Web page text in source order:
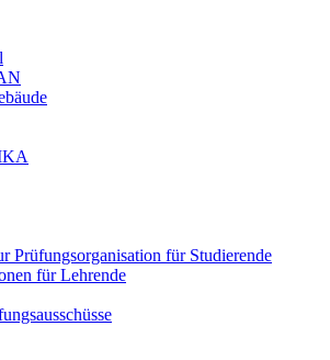
Prüfungsorganisation für Studierende
für Lehrende